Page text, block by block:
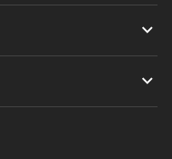
keyboard_arrow_down
keyboard_arrow_down